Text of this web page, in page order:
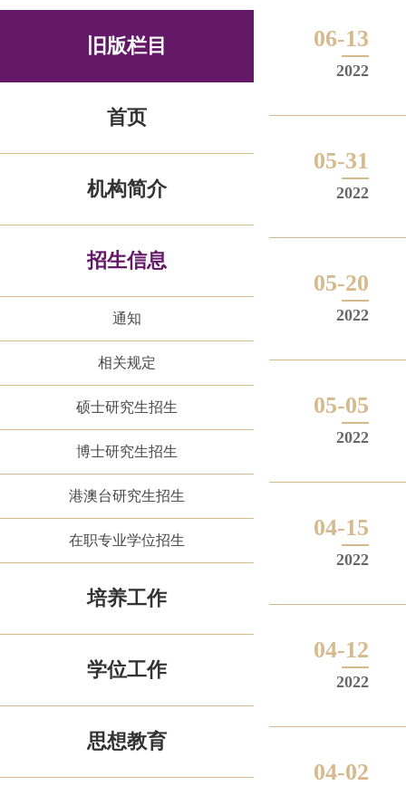
旧版栏目
首页
机构简介
招生信息
通知
相关规定
硕士研究生招生
博士研究生招生
港澳台研究生招生
在职专业学位招生
培养工作
学位工作
思想教育
06-13
2022
05-31
2022
05-20
2022
05-05
2022
04-15
2022
04-12
2022
04-02